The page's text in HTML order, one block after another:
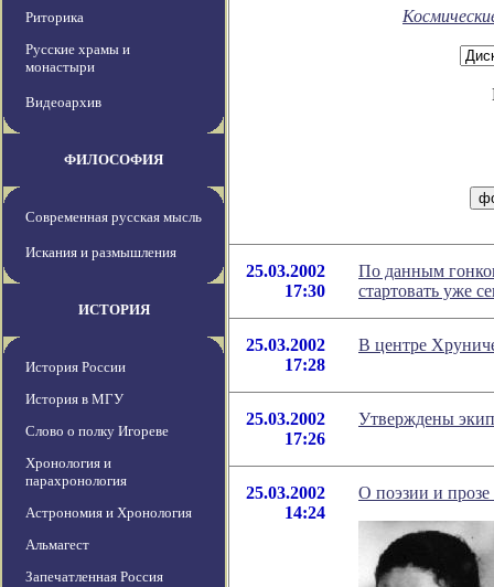
Риторика
Русские храмы и
монастыри
Видеоархив
ФИЛОСОФИЯ
Современная русская мысль
Искания и размышления
ИСТОРИЯ
История России
История в МГУ
Слово о полку Игореве
Хронология и
парахронология
Астрономия и Хронология
Альмагест
Запечатленная Россия
25.03.2002
17:30
По данным
стартовать уже
25.03.2002
17:28
В центре
25.03.2002
17:26
Утверждены
25.03.2002
14:24
О поэзии и